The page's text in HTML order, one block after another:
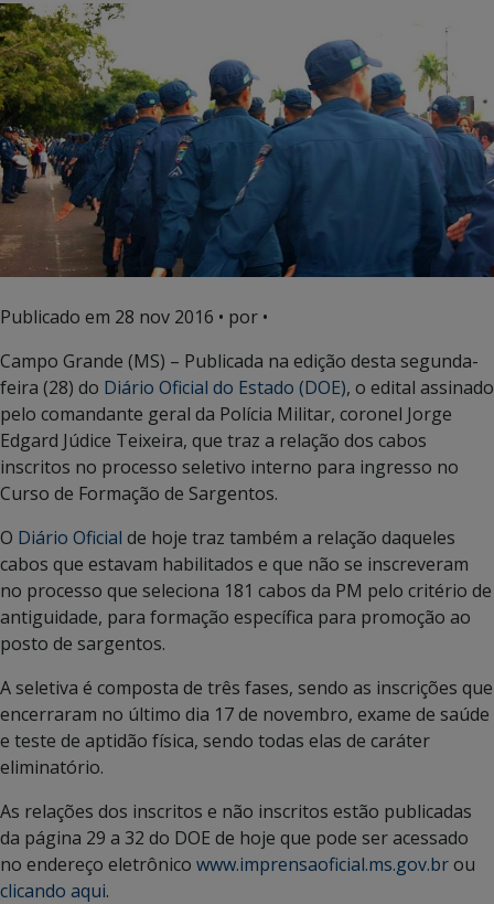
Publicado em 28 nov 2016 • por •
Campo Grande (MS) – Publicada na edição desta segunda-
feira (28) do Diário Oficial do Estado (DOE), o edital assinado
pelo comandante geral da Polícia Militar, coronel Jorge
Edgard Júdice Teixeira, que traz a relação dos cabos
inscritos no processo seletivo interno para ingresso no
Curso de Formação de Sargentos.
O Diário Oficial de hoje traz também a relação daqueles
cabos que estavam habilitados e que não se inscreveram
no processo que seleciona 181 cabos da PM pelo critério de
antiguidade, para formação específica para promoção ao
posto de sargentos.
A seletiva é composta de três fases, sendo as inscrições que
encerraram no último dia 17 de novembro, exame de saúde
e teste de aptidão física, sendo todas elas de caráter
eliminatório.
As relações dos inscritos e não inscritos estão publicadas
da página 29 a 32 do DOE de hoje que pode ser acessado
no endereço eletrônico www.imprensaoficial.ms.gov.brou
clicando aqui.